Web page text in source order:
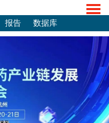
报告 数据库